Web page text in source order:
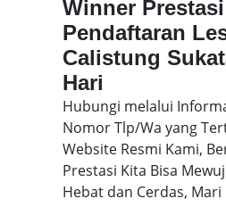
Winner
Pendaftaran
Calistung
Hari
Hubungi melalui
Nomor Tlp/Wa yang
Website Resmi Kami,
Prestasi Kita Bisa
Hebat dan Cerdas,